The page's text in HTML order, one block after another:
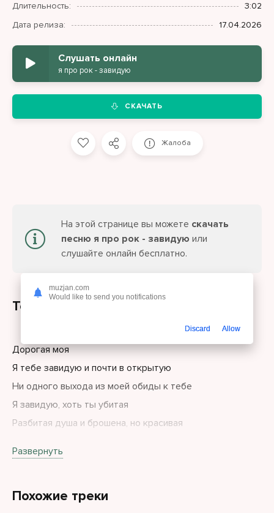
Длительность:
3:02
Дата релиза:
17.04.2026
Слушать онлайн
я про рок - завидую
СКАЧАТЬ
Жалоба
На этой странице вы можете скачать
песню я про рок - завидую или
слушайте онлайн бесплатно.
Текст песни
Дорогая моя
Я тебе завидую и почти в открытую
Ни одного выхода из моей обиды к тебе
Я завидую, хоть ты убитая
Разбитая душа и брошена, но красивая
Одним взглядом притянешь к себе
Ты меня раздражаешь насколько же ты прекрасна
Развернуть
Похожие треки
muzjan.com
Would like to send you notifications
Discard Allow